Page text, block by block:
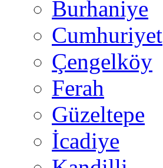
Burhaniye
Cumhuriyet
Çengelköy
Ferah
Güzeltepe
İcadiye